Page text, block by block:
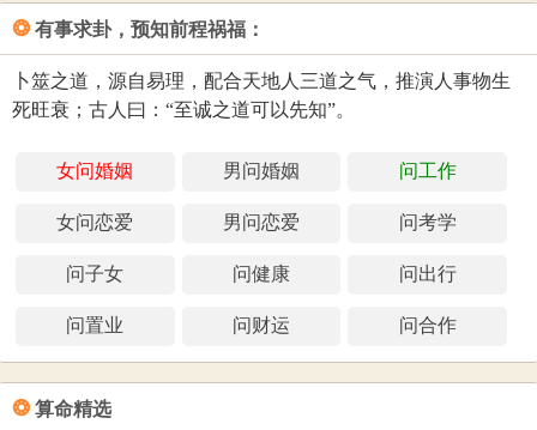
❂ 有事求卦，预知前程祸福：
卜筮之道，源自易理，配合天地人三道之气，推演人事物生
死旺衰；古人曰：“至诚之道可以先知”。
女问婚姻 男问婚姻 问工作
女问恋爱 男问恋爱 问考学
问子女 问健康 问出行
问置业 问财运 问合作
❂ 算命精选